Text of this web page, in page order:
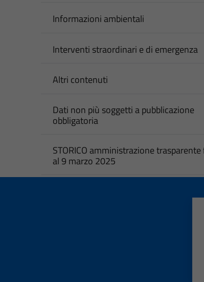
Informazioni ambientali
Interventi straordinari e di emergenza
Altri contenuti
Dati non più soggetti a pubblicazione
obbligatoria
STORICO amministrazione
al 9 marzo 2025